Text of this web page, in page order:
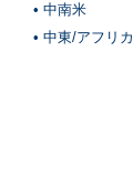
• 中南米
• 中東/アフリカ